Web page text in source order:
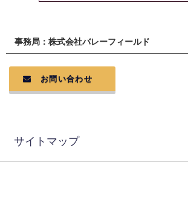
事務局：株式会社バレーフィールド
お問い合わせ
サイトマップ